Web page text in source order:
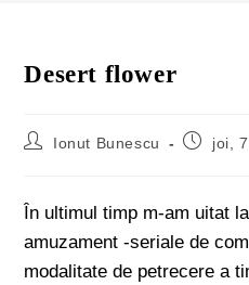
Desert flower
Ionut Bunescu joi,
În ultimul timp m-am uitat
amuzament -seriale de
modalitate de petrecere a